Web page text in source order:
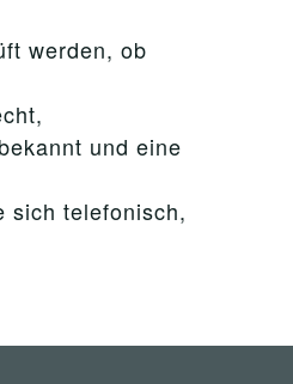
werden, ob
und eine
sich telefonisch,